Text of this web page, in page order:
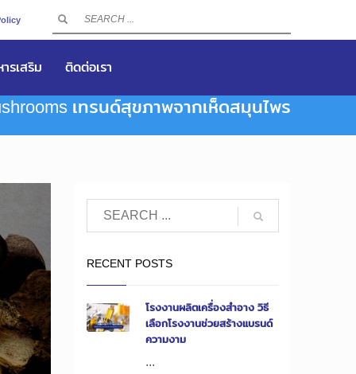
รเสริม ติดต่อเรา
เทรนด์สุขภาพจากเห็ดสมุนไพร
RECENT POSTS
โรงงานผลิตเครื่องสำอาง วิธี
เลือกโรงงานช่วยสร้างแบรนด์
ความงาม
...